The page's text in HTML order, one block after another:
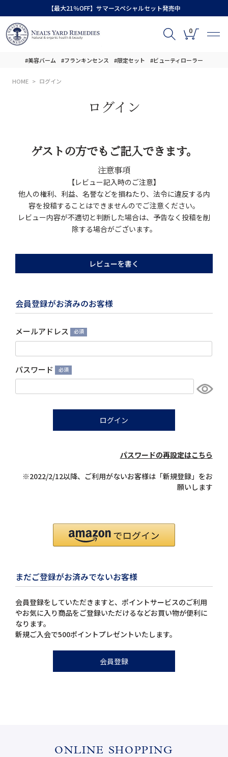
【最大21％OFF】サマースペシャルセット発売中
0
#美容バーム #フランキンセンス #限定セット #ビューティローラー
HOME ログイン
ログイン
ゲストの方でもご記入できます。
注意事項
【レビュー記入時のご注意】
他人の権利、利益、名誉などを損ねたり、法令に違反する内
容を投稿することはできませんのでご注意ください。
レビュー内容が不適切と判断した場合は、予告なく投稿を削
除する場合がございます。
レビューを書く
会員登録がお済みのお客様
メールアドレス
(必
須)
パスワード
(必
須)
ログイン
パスワードの再設定はこちら
※2022/2/12以降、ご利用がないお客様は「新規登録」をお
願いします
まだご登録がお済みでないお客様
会員登録をしていただきますと、ポイントサービスのご利用
やお気に入り商品をご登録いただけるなどお買い物が便利に
なります。
新規ご入会で500ポイントプレゼントいたします。
会員登録
ONLINE SHOPPING